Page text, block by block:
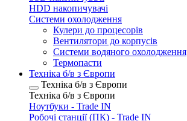
HDD накопичувачі
Системи охолодження
Кулери до процесорів
Вентилятори до корпусів
Системи водяного охолодження
Термопасти
Техніка б/в з Європи
Техніка б/в з Європи
Техніка б/в з Європи
Ноутбуки - Trade IN
Робочі станції (ПК) - Trade IN